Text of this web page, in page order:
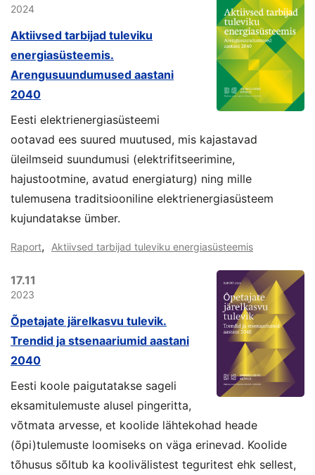
2024
Aktiivsed tarbijad tuleviku
energiasüsteemis.
Arengusuundumused aastani
2040
Eesti elektrienergiasüsteemi
ootavad ees suured muutused, mis kajastavad
üleilmseid suundumusi (elektrifitseerimine,
hajustootmine, avatud energiaturg) ning mille
tulemusena traditsiooniline elektrienergiasüsteem
kujundatakse ümber.
Raport, Aktiivsed tarbijad tuleviku energiasüsteemis
17.11
2023
Õpetajate järelkasvu tulevik.
Trendid ja stsenaariumid aastani
2040
Eesti koole paigutatakse sageli
eksamitulemuste alusel pingeritta,
võtmata arvesse, et koolide lähtekohad heade
(õpi)tulemuste loomiseks on väga erinevad. Koolide
tõhusus sõltub ka koolivälistest teguritest ehk sellest,